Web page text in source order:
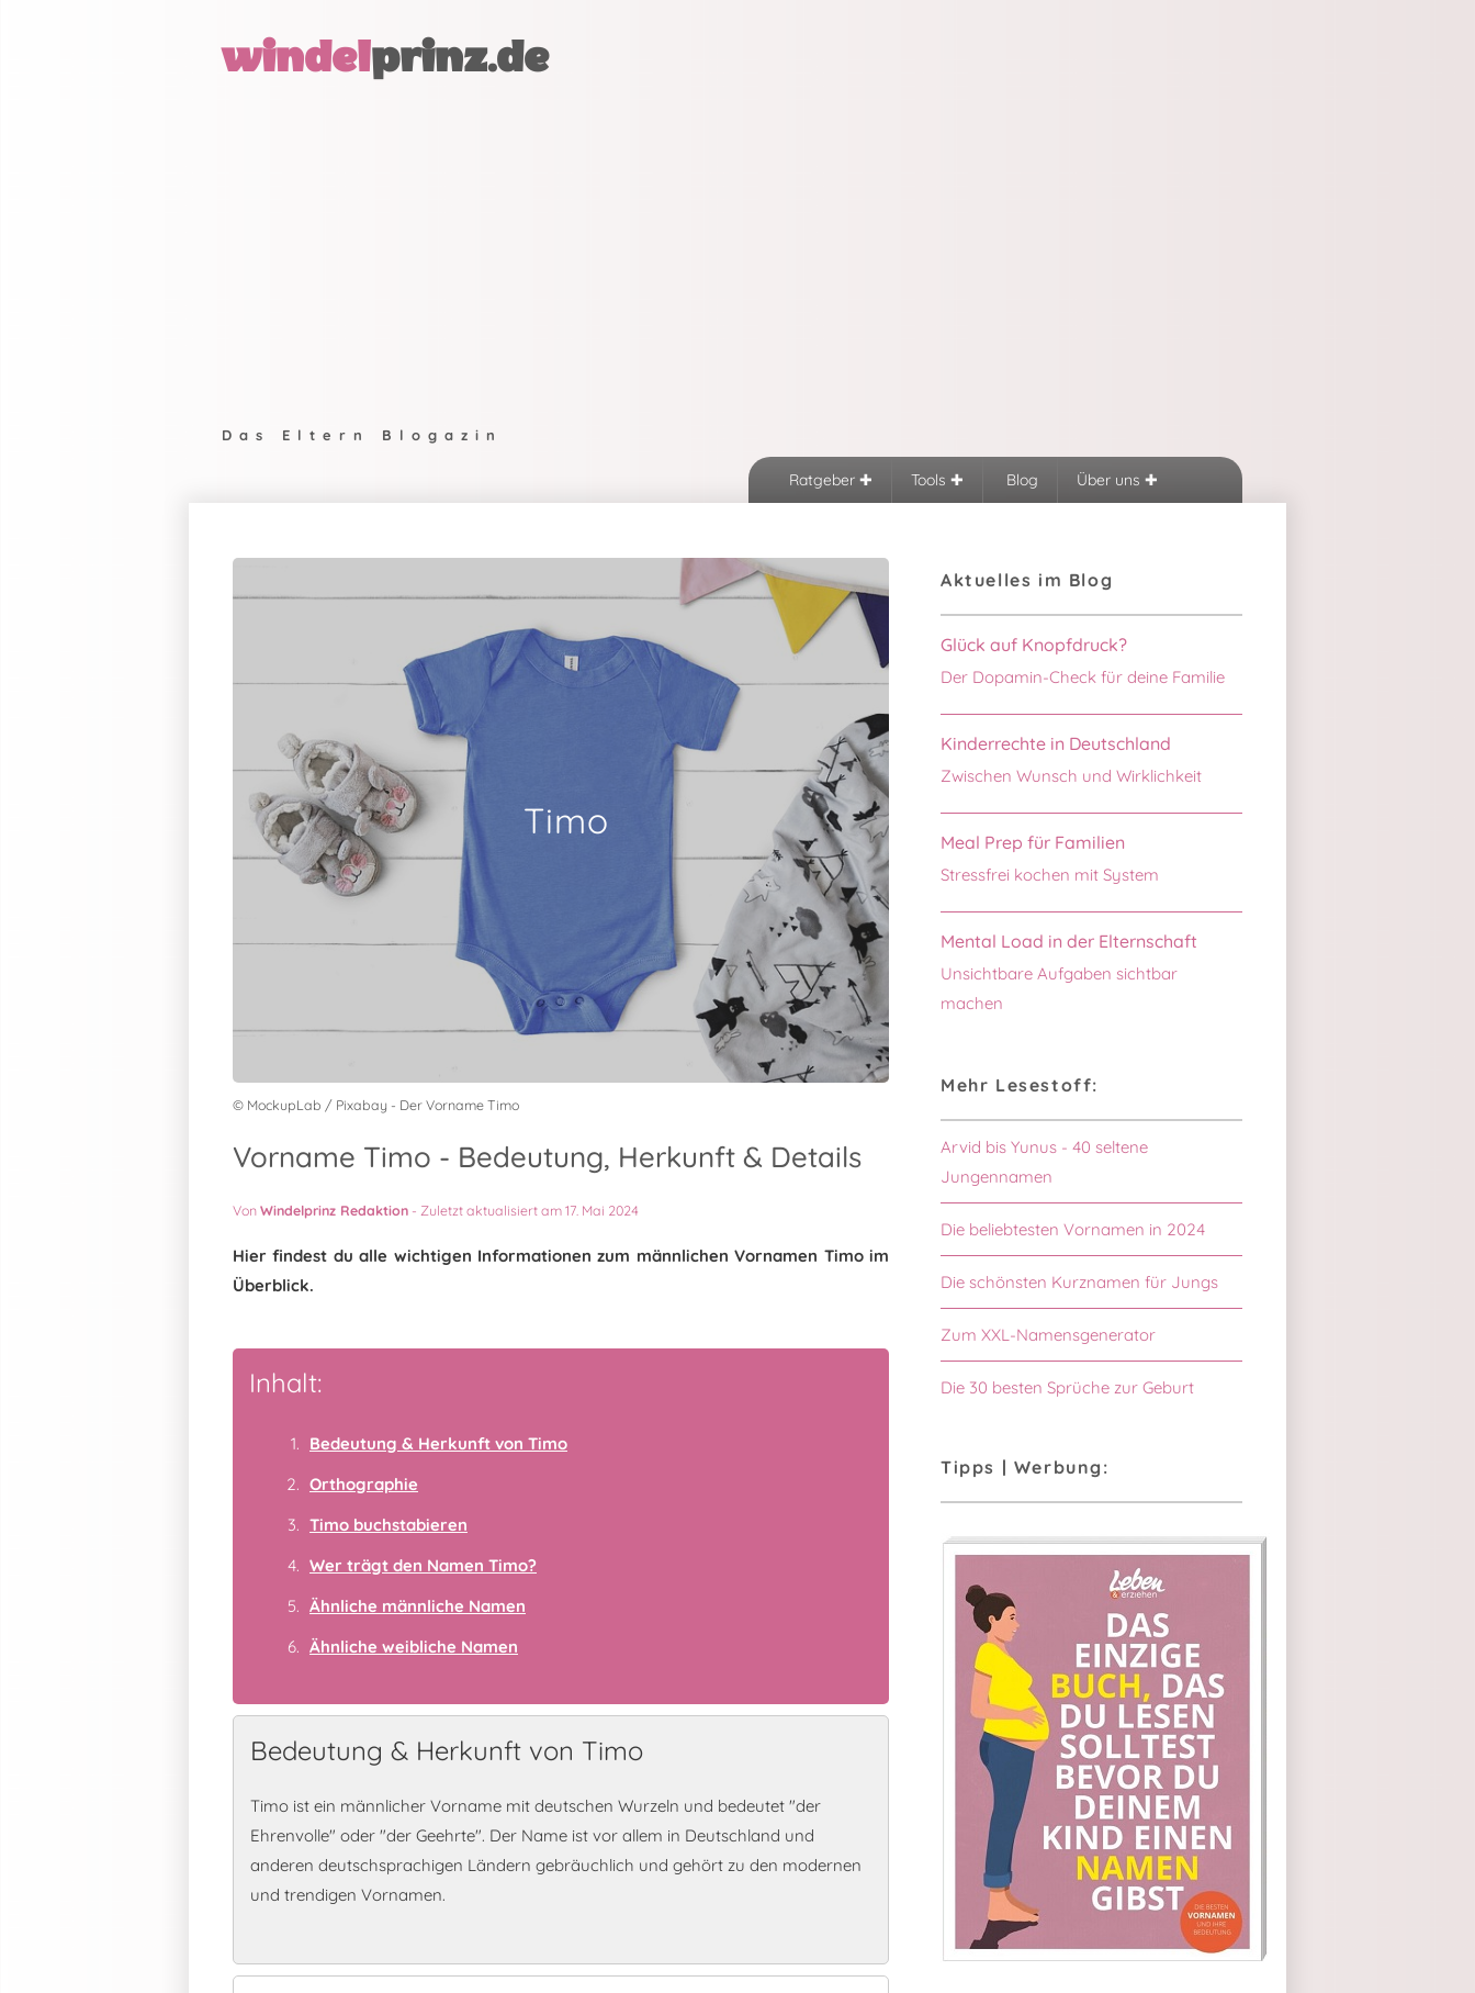
windelprinz.de
Das Eltern Blogazin
Ratgeber Tools Blog Über uns
Timo
© MockupLab / Pixabay - Der Vorname Timo
Vorname Timo - Bedeutung, Herkunft & Details
VonWindelprinz Redaktion - Zuletzt aktualisiert am 17. Mai 2024
Hier findest du alle wichtigen Informationen zum männlichen Vornamen Timo im
Überblick.
Inhalt:
Bedeutung & Herkunft von Timo
Orthographie
Timo buchstabieren
Wer trägt den Namen Timo?
Ähnliche männliche Namen
Ähnliche weibliche Namen
Bedeutung & Herkunft von Timo
Timo ist ein männlicher Vorname mit deutschen Wurzeln und bedeutet "der
Ehrenvolle" oder "der Geehrte". Der Name ist vor allem in Deutschland und
anderen deutschsprachigen Ländern gebräuchlich und gehört zu den modernen
und trendigen Vornamen.
Aktuelles im Blog
Glück auf Knopfdruck?
Der Dopamin-Check für deine Familie
Kinderrechte in Deutschland
Zwischen Wunsch und Wirklichkeit
Meal Prep für Familien
Stressfrei kochen mit System
Mental Load in der Elternschaft
Unsichtbare Aufgaben sichtbar
machen
Mehr Lesestoff:
Arvid bis Yunus - 40 seltene
Jungennamen
Die beliebtesten Vornamen in 2024
Die schönsten Kurznamen für Jungs
Zum XXL-Namensgenerator
Die 30 besten Sprüche zur Geburt
Tipps | Werbung: